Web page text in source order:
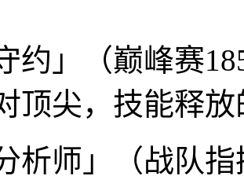
约」（巅峰赛
顶尖，技能释
析师」（战队